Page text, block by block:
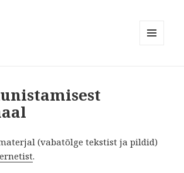
(vabatõlge tekstist ja pildid)
.